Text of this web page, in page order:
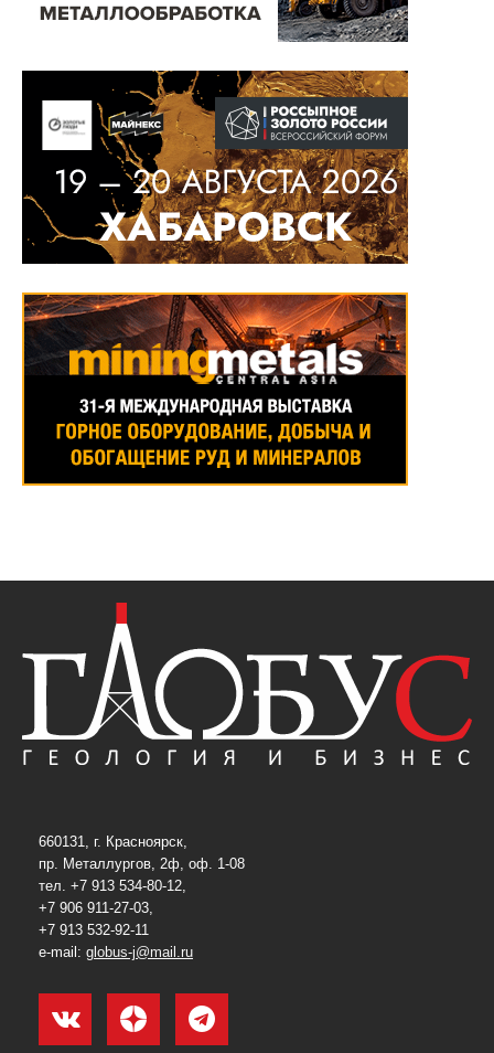
660131, г. Красноярск,
пр. Металлургов, 2ф, оф. 1-08
тел. +7 913 534-80-12,
+7 906 911-27-03,
+7 913 532-92-11
e-mail: globus-j@mail.ru